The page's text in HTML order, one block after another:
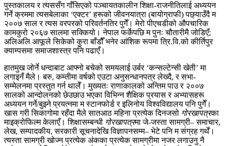
पुस्तकालय र त्यससँग गाँसिएको पञ्चायतकालीन शिक्षा-राजनीतिलाई अध्ययन
गर्ने क्रममा त्यसबेलाका ‘एक्टर’ हरूको जीवनयात्रा (बायोग्राफी) पछ्याउँदै म
२००७ साल र त्यस वरपरको परिवर्तनतिर पुगेँ। मेरो पीएचडीको औपचारिक
कामकुरो २०६७ सालमा सक्कियो। नेपाल फर्केपछि म पुनः चौतारीमै जोडिएँ;
अलिअलि आफूले सिकेको कुरा बाँडौँ भनेर आंशिक रूपमा त्रि.वि.को कीर्तिपुर
क्याम्पसमा समाजशास्त्र पनि पढाएँ।
हातमुख जोर्ने धन्दाबाट आफ्नो बचेको समयलाई उर्बर ‘कन्सल्टेन्सी खेती’ मा
लगाइनँ मैले। बरु, कम्तीमा वर्षको एउटा अनुसन्धानपत्र लेख्दै, र सभा-
सम्मेलनमा प्रस्तुत गर्न थालेँ। मुख्यतः राणाकालको अन्तिम पाउ र २००७
सालको आन्दोलनको छेउछाउ भएका विभिन्न शैक्षिक प्रयास र अभ्यासहरू
अध्ययन गर्ने/बुझ्ने प्रयत्नमा म स्टानफोर्ड र इलिनोय विश्वविद्यालय पनि पुगेँ।
खास गरी सिकागोमा रहँदा मैले सातआठ महिना प्रत्येक दिनजसो गोरखापत्रका
माइक्रोफिल्म केलाएँ। शिक्षासम्बन्धी गोरखापत्रमा जे-जस्ता सामग्री– समाचार,
लेख, सम्पादकीय, सरकारी सूचनादेखि विज्ञापनसम्म– भेटे पनि म संग्रह गर्थें।
त्यस्ता सामग्री खोज्न प्रत्येक अंकका प्रत्येक सामग्रीमा नजर लगाउनु नै